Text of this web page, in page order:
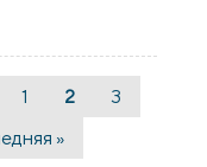
помощь приходу
Богородицы д.
1 2
3
»